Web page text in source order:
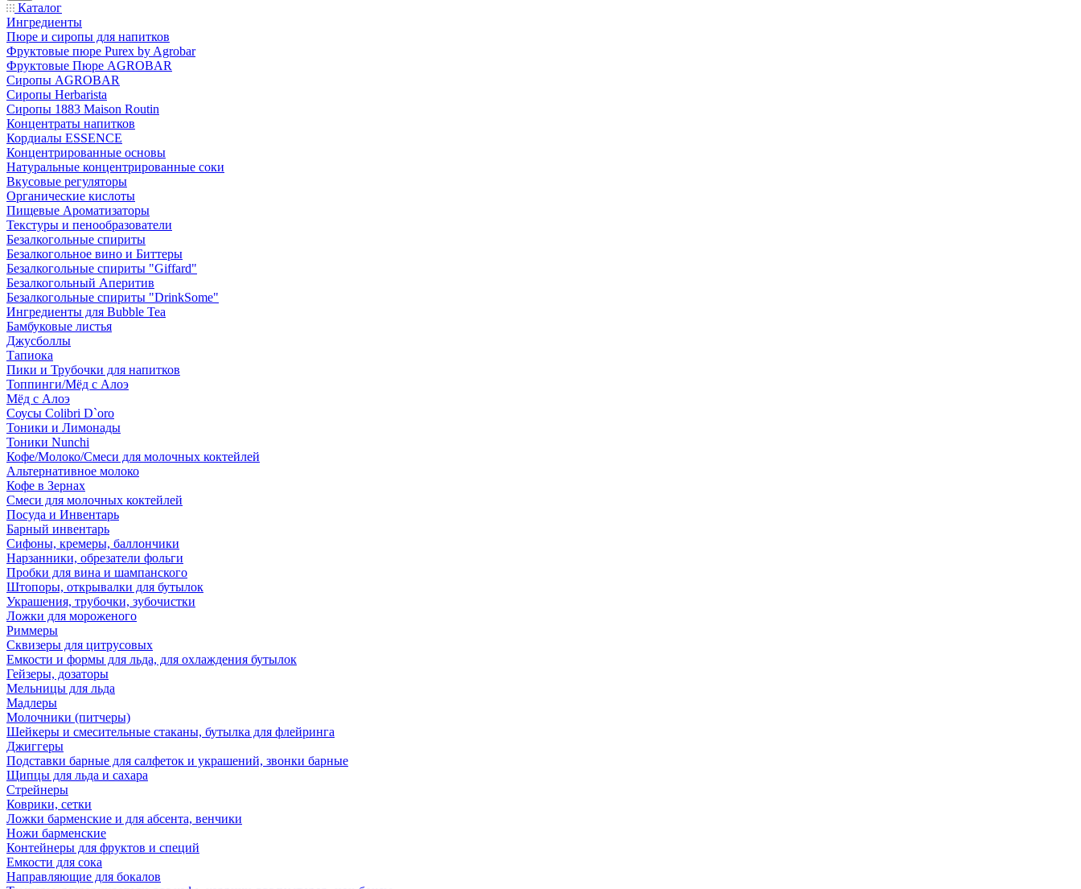
Каталог
Ингредиенты
Пюре и сиропы для напитков
Фруктовые пюре Purex by Agrobar
Фруктовые Пюре AGROBAR
Сиропы AGROBAR
Сиропы Herbarista
Сиропы 1883 Maison Routin
Концентраты напитков
Кордиалы ESSENCE
Концентрированные основы
Натуральные концентрированные соки
Вкусовые регуляторы
Органические кислоты
Пищевые Ароматизаторы
Текстуры и пенообразователи
Безалкогольные спириты
Безалкогольное вино и Биттеры
Безалкогольные спириты "Giffard"
Безалкогольный Аперитив
Безалкогольные спириты "DrinkSome"
Ингредиенты для Bubble Tea
Бамбуковые листья
Джусболлы
Тапиока
Пики и Трубочки для напитков
Топпинги/Мёд с Алоэ
Мёд с Алоэ
Соусы Colibri D`oro
Тоники и Лимонады
Тоники Nunchi
Кофе/Молоко/Смеси для молочных коктейлей
Альтернативное молоко
Кофе в Зернах
Смеси для молочных коктейлей
Посуда и Инвентарь
Барный инвентарь
Сифоны, кремеры, баллончики
Нарзанники, обрезатели фольги
Пробки для вина и шампанского
Штопоры, открывалки для бутылок
Украшения, трубочки, зубочистки
Ложки для мороженого
Риммеры
Сквизеры для цитрусовых
Емкости и формы для льда, для охлаждения бутылок
Гейзеры, дозаторы
Мельницы для льда
Мадлеры
Молочники (питчеры)
Шейкеры и смесительные стаканы, бутылка для флейринга
Джиггеры
Подставки барные для салфеток и украшений, звонки барные
Щипцы для льда и сахара
Стрейнеры
Коврики, сетки
Ложки барменские и для абсента, венчики
Ножи барменские
Контейнеры для фруктов и специй
Емкости для сока
Направляющие для бокалов